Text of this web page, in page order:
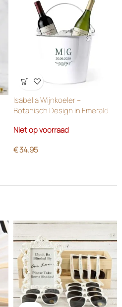
Wensenlijst
Isabella Wijnkoeler –
Botanisch Design in Emerald
Niet op voorraad
€34.95